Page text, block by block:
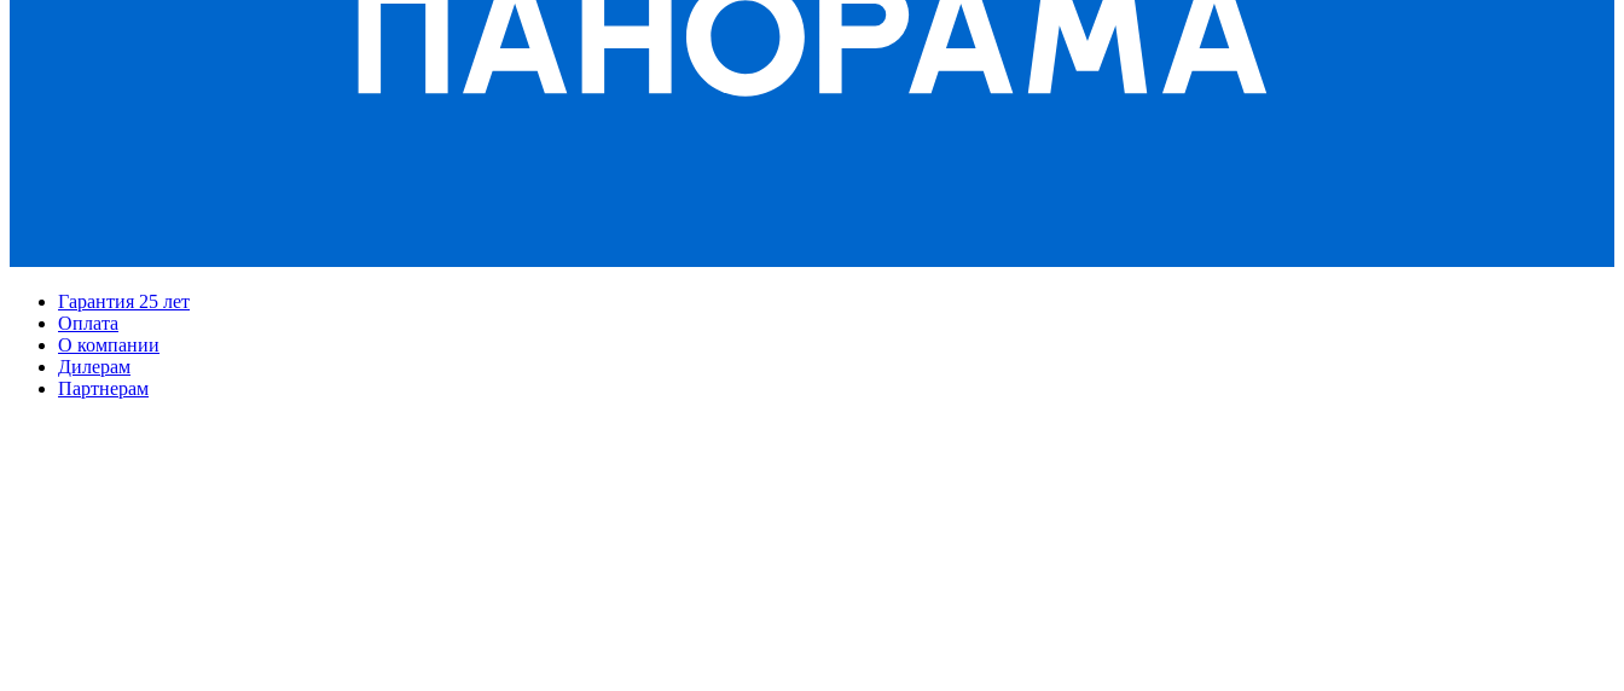
Гарантия 25 лет
Оплата
О компании
Дилерам
Партнерам